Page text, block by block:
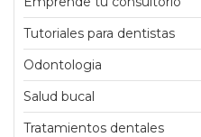
Tutoriales para dentistas
Odontologia
Salud bucal
Tratamientos dentales